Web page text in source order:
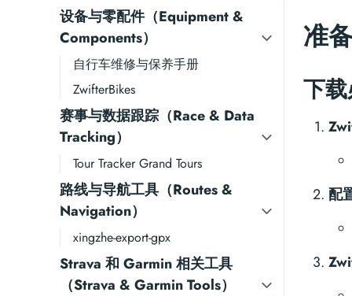
设备与零配件（Equipment &
Components）
自行车维修与保养手册
ZwifterBikes
赛事与数据跟踪（Race & Data
Tracking）
Tour Tracker Grand Tours
路线与导航工具（Routes &
Navigation）
xingzhe-export-gpx
Strava 和 Garmin 相关工具
（Strava & Garmin Tools）
准
下
配